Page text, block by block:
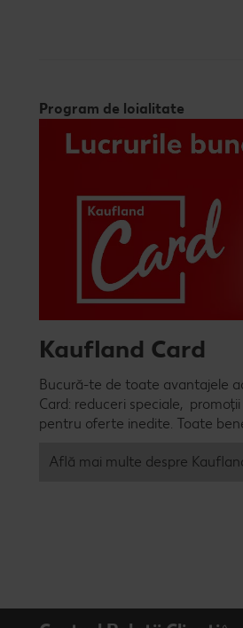
Program de loialitate
Kaufland Card
Bucură-te de toate avantajele
Card: reduceri speciale,
pentru oferte inedite. Toate
Află mai multe despre